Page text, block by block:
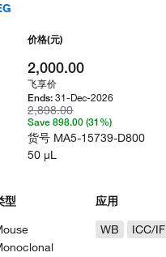
型
应用
WB
ICC/IF
价格(元)
2,000.00
飞享价
Ends:31-Dec-2026
2,898.00
Save 898.00 (31%)
货号 MA5-15739-D800
50 µL